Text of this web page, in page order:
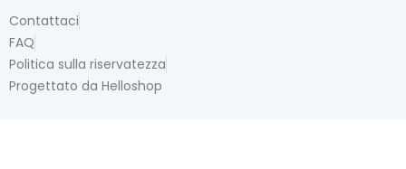
Contattaci
FAQ
Politica sulla riservatezza
Progettato da Helloshop